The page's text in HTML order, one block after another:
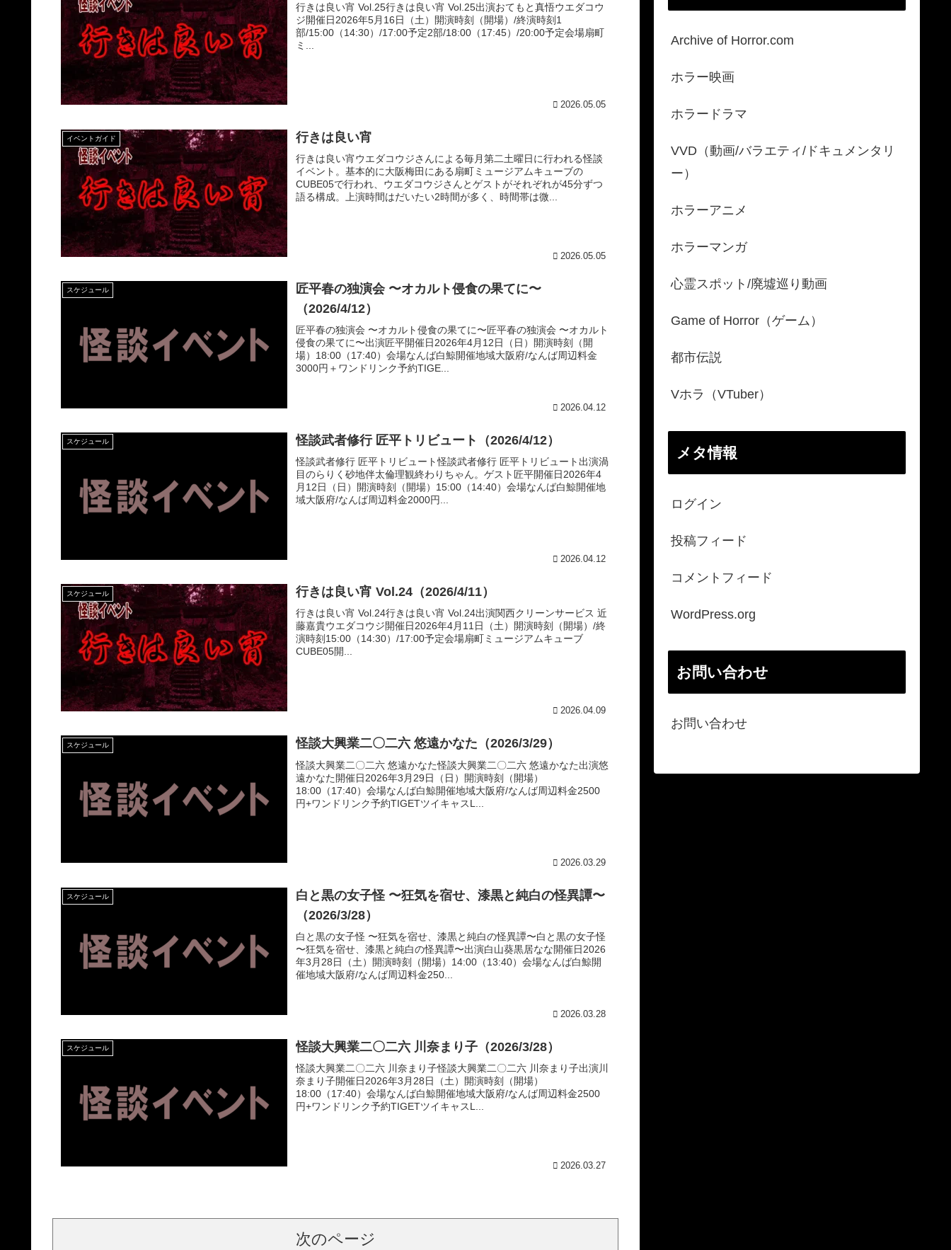
行きは良い宵 Vol.25行きは良い宵 Vol.25出演おてもと真悟ウエダコウ
ジ開催日2026年5月16日（土）開演時刻（開場）/終演時刻1
部/15:00（14:30）/17:00予定2部/18:00（17:45）/20:00予定会場扇町
ミ...
2026.05.05
イベントガイド 行きは良い宵
行きは良い宵ウエダコウジさんによる毎月第二土曜日に行われる怪談
イベント。基本的に大阪梅田にある扇町ミュージアムキューブの
CUBE05で行われ、ウエダコウジさんとゲストがそれぞれが45分ずつ
語る構成。上演時間はだいたい2時間が多く、時間帯は微...
2026.05.05
スケジュール
匠平春の独演会 〜オカルト侵食の果てに〜
（2026/4/12）
匠平春の独演会 〜オカルト侵食の果てに〜匠平春の独演会 〜オカルト
侵食の果てに〜出演匠平開催日2026年4月12日（日）開演時刻（開
場）18:00（17:40）会場なんば白鯨開催地域大阪府/なんば周辺料金
3000円＋ワンドリンク予約TIGE...
2026.04.12
スケジュール 怪談武者修行 匠平トリビュート（2026/4/12）
怪談武者修行 匠平トリビュート怪談武者修行 匠平トリビュート出演渦
目のらりく砂地伴太倫理観終わりちゃん。ゲスト匠平開催日2026年4
月12日（日）開演時刻（開場）15:00（14:40）会場なんば白鯨開催地
域大阪府/なんば周辺料金2000円...
2026.04.12
スケジュール 行きは良い宵 Vol.24（2026/4/11）
行きは良い宵 Vol.24行きは良い宵 Vol.24出演関西クリーンサービス 近
藤嘉貴ウエダコウジ開催日2026年4月11日（土）開演時刻（開場）/終
演時刻15:00（14:30）/17:00予定会場扇町ミュージアムキューブ
CUBE05開...
2026.04.09
スケジュール 怪談大興業二〇二六 悠遠かなた（2026/3/29）
怪談大興業二〇二六 悠遠かなた怪談大興業二〇二六 悠遠かなた出演悠
遠かなた開催日2026年3月29日（日）開演時刻（開場）
18:00（17:40）会場なんば白鯨開催地域大阪府/なんば周辺料金2500
円+ワンドリンク予約TIGETツイキャスL...
2026.03.29
スケジュール
白と黒の女子怪 〜狂気を宿せ、漆黒と純白の怪異譚〜
（2026/3/28）
白と黒の女子怪 〜狂気を宿せ、漆黒と純白の怪異譚〜白と黒の女子怪
〜狂気を宿せ、漆黒と純白の怪異譚〜出演白山葵黒居なな開催日2026
年3月28日（土）開演時刻（開場）14:00（13:40）会場なんば白鯨開
催地域大阪府/なんば周辺料金250...
2026.03.28
スケジュール 怪談大興業二〇二六 川奈まり子（2026/3/28）
怪談大興業二〇二六 川奈まり子怪談大興業二〇二六 川奈まり子出演川
奈まり子開催日2026年3月28日（土）開演時刻（開場）
18:00（17:40）会場なんば白鯨開催地域大阪府/なんば周辺料金2500
円+ワンドリンク予約TIGETツイキャスL...
2026.03.27
次のページ
Archive of Horror.com
ホラー映画
ホラードラマ
VVD（動画/バラエティ/ドキュメンタリ
ー）
ホラーアニメ
ホラーマンガ
心霊スポット/廃墟巡り動画
Game of Horror（ゲーム）
都市伝説
Vホラ（VTuber）
メタ情報
ログイン
投稿フィード
コメントフィード
WordPress.org
お問い合わせ
お問い合わせ